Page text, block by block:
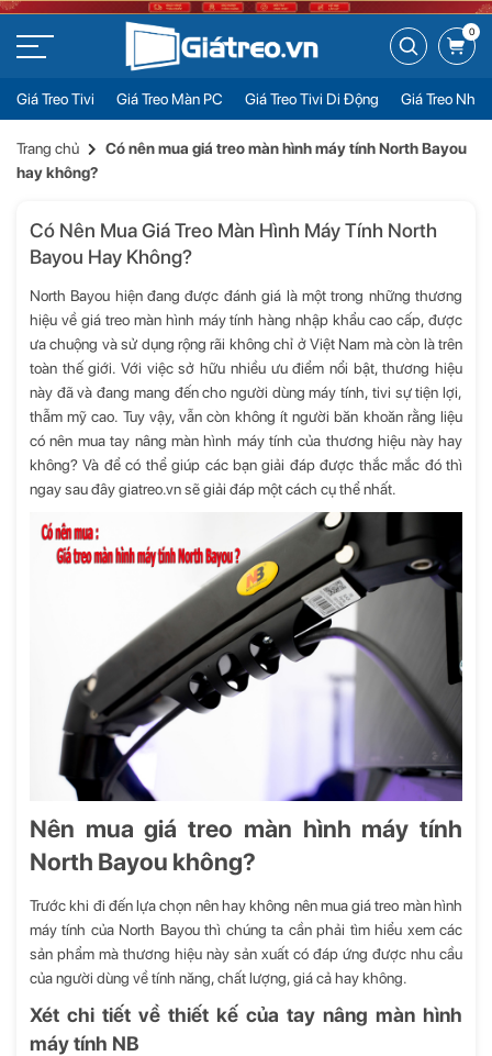
0
Giá Treo Tivi Giá Treo Màn PC Giá Treo Tivi Di Động Giá Treo
Trang chủ
Có nên mua giá treo màn hình máy tính North Bayou
hay không?
Có Nên Mua Giá Treo Màn Hình Máy Tính North
Bayou Hay Không?
North Bayou hiện đang được đánh giá là một trong những thương
hiệu về giá treo màn hình máy tính hàng nhập khẩu cao cấp, được
ưa chuộng và sử dụng rộng rãi không chỉ ở Việt Nam mà còn là trên
toàn thế giới. Với việc sở hữu nhiều ưu điểm nổi bật, thương hiệu
này đã và đang mang đến cho người dùng máy tính, tivi sự tiện lợi,
thẫm mỹ cao. Tuy vậy, vẫn còn không ít người băn khoăn rằng liệu
có nên mua tay nâng màn hình máy tính của thương hiệu này hay
không? Và để có thể giúp các bạn giải đáp được thắc mắc đó thì
ngay sau đâygiatreo.vnsẽ giải đáp một cách cụ thể nhất.
Nên mua giá treo màn hình máy tính
North Bayou không?
Trước khi đi đến lựa chọn nên hay không nên muagiá treo màn hình
máy tính của North Bayou thì chúng ta cần phải tìm hiểu xem các
sản phẩm mà thương hiệu này sản xuất có đáp ứng được nhu cầu
của người dùng về tính năng, chất lượng, giá cả hay không.
Xét chi tiết về thiết kế của tay nâng màn hình
máy tính NB